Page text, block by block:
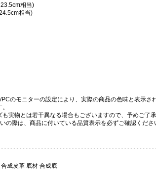
相当)
相当)
のモニターの設定により、実際の商品の色味と表示さ
も実物とは若干異なる場合もございますので、予めご了承
の際は、商品に付いている品質表示を必ずご確認くださ
成皮革 底材 合成底